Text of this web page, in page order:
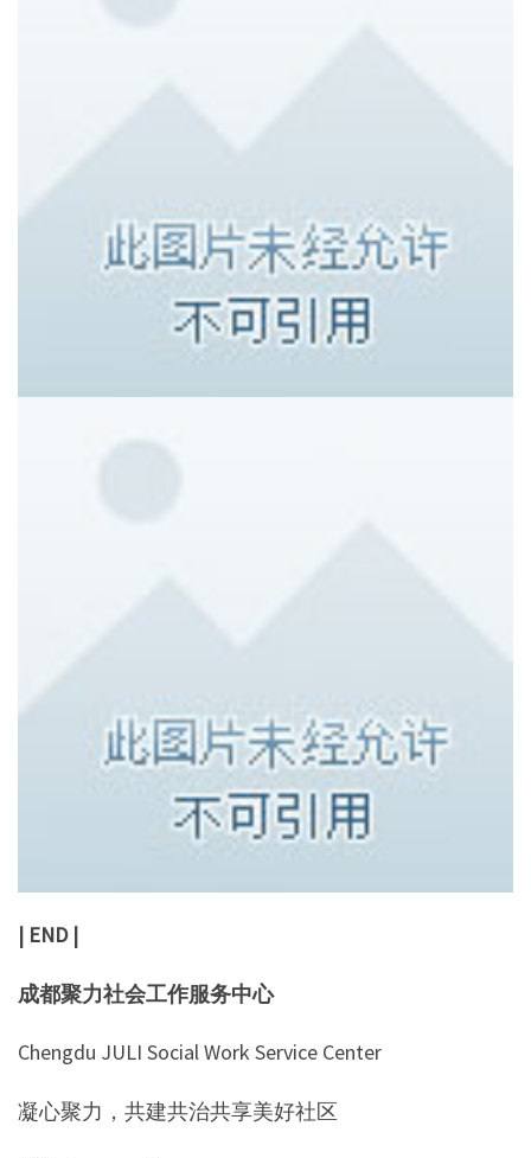
| END |
成都聚力社会工作服务中心
Chengdu JULI Social Work Service Center
凝心聚力，共建共治共享美好社区